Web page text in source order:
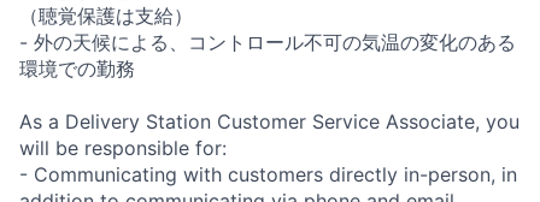
（聴覚保護は支給）
- 外の天候による、コントロール不可の気温の変化のある
環境での勤務
As a Delivery Station Customer Service Associate, you
will be responsible for:
- Communicating with customers directly in-person, in